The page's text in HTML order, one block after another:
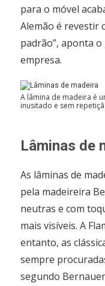
para o móvel
Alemão é revestir
padrão”, aponta
empresa.
A lâmina de madeira é
inusitado e sem
Lâminas de
As lâminas de
pela madeireira
neutras e com
mais visíveis. A
entanto, as
sempre
segundo